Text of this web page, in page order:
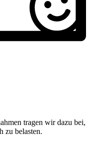
tragen wir dazu bei,
zu belasten.